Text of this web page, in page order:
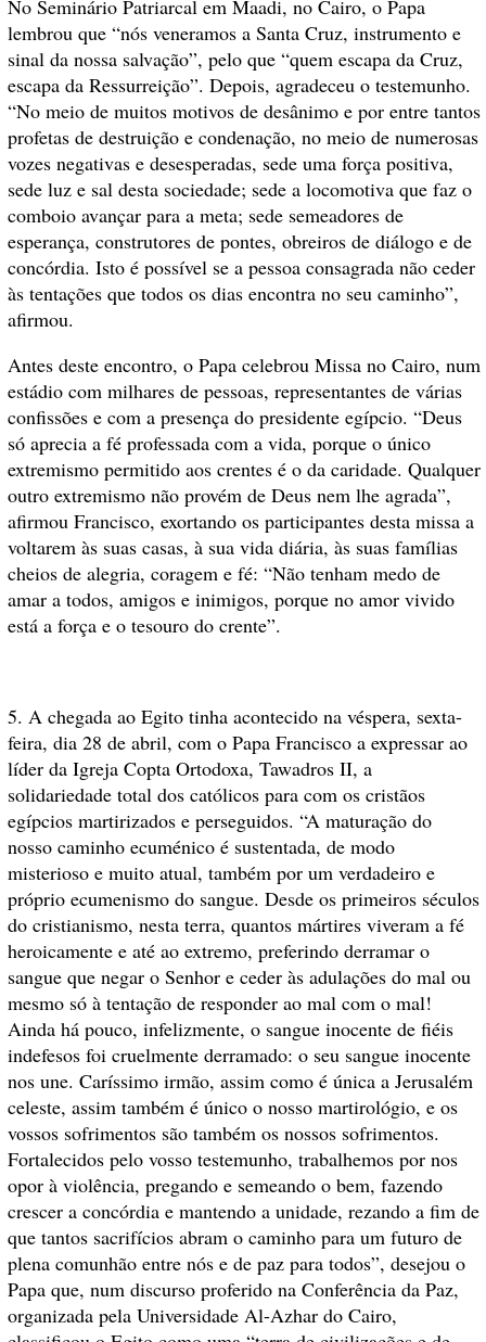
No Seminário Patriarcal em Maadi, no Cairo, o Papa
lembrou que “nós veneramos a Santa Cruz, instrumento e
sinal da nossa salvação”, pelo que “quem escapa da Cruz,
escapa da Ressurreição”. Depois, agradeceu o testemunho.
“No meio de muitos motivos de desânimo e por entre tantos
profetas de destruição e condenação, no meio de numerosas
vozes negativas e desesperadas, sede uma força positiva,
sede luz e sal desta sociedade; sede a locomotiva que faz o
comboio avançar para a meta; sede semeadores de
esperança, construtores de pontes, obreiros de diálogo e de
concórdia. Isto é possível se a pessoa consagrada não ceder
às tentações que todos os dias encontra no seu caminho”,
afirmou.
Antes deste encontro, o Papa celebrou Missa no Cairo, num
estádio com milhares de pessoas, representantes de várias
confissões e com a presença do presidente egípcio. “Deus
só aprecia a fé professada com a vida, porque o único
extremismo permitido aos crentes é o da caridade. Qualquer
outro extremismo não provém de Deus nem lhe agrada”,
afirmou Francisco, exortando os participantes desta missa a
voltarem às suas casas, à sua vida diária, às suas famílias
cheios de alegria, coragem e fé: “Não tenham medo de
amar a todos, amigos e inimigos, porque no amor vivido
está a força e o tesouro do crente”.
5. A chegada ao Egito tinha acontecido na véspera, sexta-
feira, dia 28 de abril, com o Papa Francisco a expressar ao
líder da Igreja Copta Ortodoxa, Tawadros II, a
solidariedade total dos católicos para com os cristãos
egípcios martirizados e perseguidos. “A maturação do
nosso caminho ecuménico é sustentada, de modo
misterioso e muito atual, também por um verdadeiro e
próprio ecumenismo do sangue. Desde os primeiros séculos
do cristianismo, nesta terra, quantos mártires viveram a fé
heroicamente e até ao extremo, preferindo derramar o
sangue que negar o Senhor e ceder às adulações do mal ou
mesmo só à tentação de responder ao mal com o mal!
Ainda há pouco, infelizmente, o sangue inocente de fiéis
indefesos foi cruelmente derramado: o seu sangue inocente
nos une. Caríssimo irmão, assim como é única a Jerusalém
celeste, assim também é único o nosso martirológio, e os
vossos sofrimentos são também os nossos sofrimentos.
Fortalecidos pelo vosso testemunho, trabalhemos por nos
opor à violência, pregando e semeando o bem, fazendo
crescer a concórdia e mantendo a unidade, rezando a fim de
que tantos sacrifícios abram o caminho para um futuro de
plena comunhão entre nós e de paz para todos”, desejou o
Papa que, num discurso proferido na Conferência da Paz,
organizada pela Universidade Al-Azhar do Cairo,